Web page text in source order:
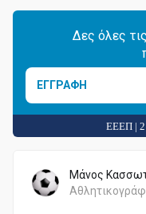
Δες όλες
ΕΓΓΡΑΦΗ
ΕΕΕΠ |
Μάνος